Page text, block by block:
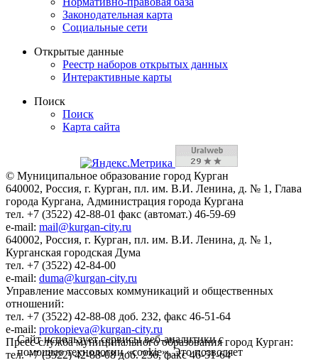
Законодательная карта
Социальные сети
Открытые данные
Реестр наборов открытых данных
Интерактивные карты
Поиск
Поиск
Карта сайта
© Муниципальное образование город Курган
640002, Россия, г. Курган, пл. им. В.И. Ленина, д. № 1, Глава
города Кургана, Администрация города Кургана
тел. +7 (3522) 42-88-01 факс (автомат.) 46-59-69
e-mail: mail@kurgan-city.ru
640002, Россия, г. Курган, пл. им. В.И. Ленина, д. № 1,
Курганская городская Дума
тел. +7 (3522) 42-84-00
e-mail: duma@kurgan-city.ru
Управление массовых коммуникаций и общественных
отношений:
тел. +7 (3522) 42-88-08 доб. 232, факс 46-51-64
e-mail: prokopieva@kurgan-city.ru
Пресс-служба муниципального образования город Курган:
тел. +7 (3522) 42-88-08 доб. 236, факс 46-51-64
Сайт использует сервисы веб-аналитики с
помощью технологии «cookie». Это позволяет